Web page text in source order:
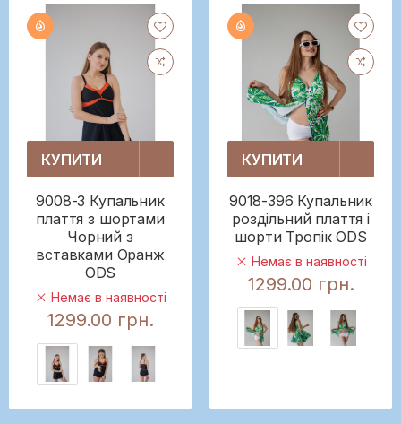
КУПИТИ
9008-3 Купальник
плаття з шортами
Чорний з
вставками Оранж
ODS
Немає в наявності
1299.00 грн.
КУПИТИ
9018-396 Купальник
роздільний плаття і
шорти Тропік ODS
Немає в наявності
1299.00 грн.